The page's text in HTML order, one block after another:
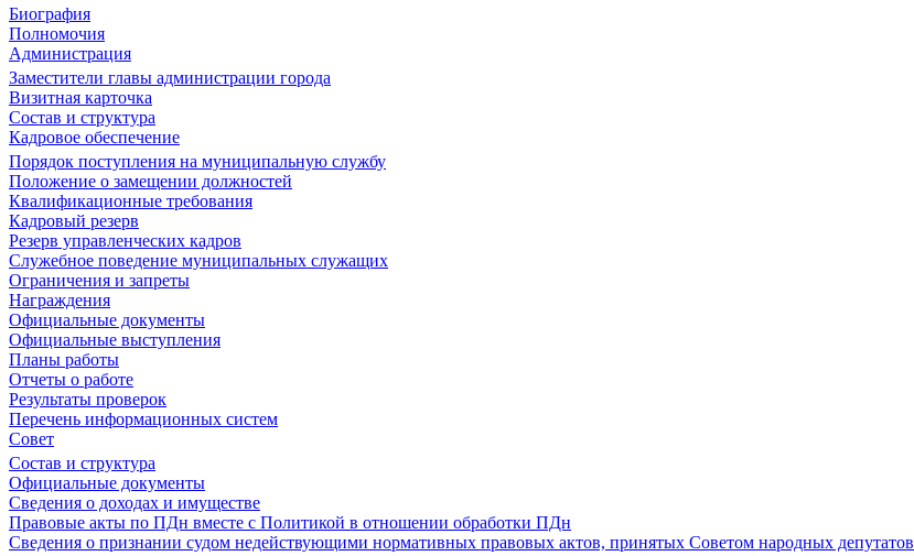
Биография
Полномочия
Администрация
Заместители главы администрации города
Визитная карточка
Состав и структура
Кадровое обеспечение
Порядок поступления на муниципальную службу
Положение о замещении должностей
Квалификационные требования
Кадровый резерв
Резерв управленческих кадров
Служебное поведение муниципальных служащих
Ограничения и запреты
Награждения
Официальные документы
Официальные выступления
Планы работы
Отчеты о работе
Результаты проверок
Перечень информационных систем
Совет
Состав и структура
Официальные документы
Сведения о доходах и имуществе
Правовые акты по ПДн вместе с Политикой в отношении обработки ПДн
Сведения о признании судом недействующими нормативных правовых актов, принятых Советом народных депутатов